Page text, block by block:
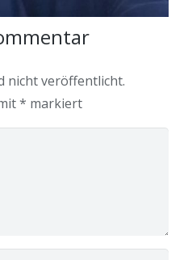
nicht veröffentlicht.
* markiert